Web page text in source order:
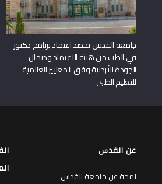
جامعة القدس تحصد اعتماد برنامج دكتور
في الطب من هيئة الاعتماد وضمان
الجودة الأردنية وفق المعايير العالمية
للتعليم الطبي
عن القدس
لمحة عن جامعة القدس